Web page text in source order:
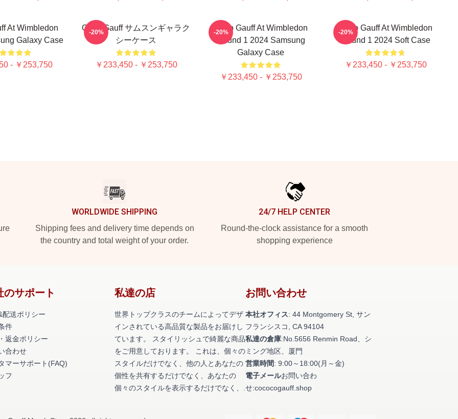
At Wimbledon
Galaxy Case
- ￥253,750
Coco Gauff サムスンギャラク
シーケース
￥233,450 - ￥253,750
-20%
Coco Gauff At Wimbledon
Round 1 2024 Samsung
Galaxy Case
￥233,450 - ￥253,750
-20%
Coco Gauff At Wimbledon
Round 1 2024 Soft Case
￥233,450 - ￥253,750
-20%
WORLDWIDE SHIPPING
Shipping fees and delivery time depends on
the country and total weight of your order.
24/7 HELP CENTER
Round-the-clock assistance for a smooth
shopping experience
のサポート
配送ポリシー
件
返金ポリシー
合わせ
マーサポート(FAQ)
フ
私達の店
世界トップクラスのチームによってデザ
インされている高品質な製品をお届けし
ています。 スタイリッシュで綺麗な商品
をご用意しております。 これは、個々の
スタイルだけでなく、他の人とあなたの
個性を共有するだけでなく、あなたの
個々のスタイルを表示するだけでなく、.
お問い合わせ
本社オフィス: 44 Montgomery St, サン
フランシスコ, CA 94104
私達の倉庫:No.5656 Renmin Road、シ
ミング地区、厦門
営業時間: 9:00～18:00(月～金)
電子メールお問い合わ
せ:cococogauff.shop